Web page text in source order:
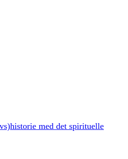
med det spirituelle